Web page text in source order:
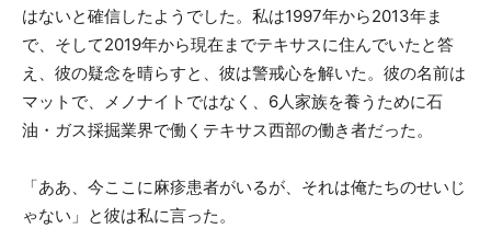
はないと確信したようでした。私は1997年から2013年ま
で、そして2019年から現在までテキサスに住んでいたと答
え、彼の疑念を晴らすと、彼は警戒心を解いた。彼の名前は
マットで、メノナイトではなく、6人家族を養うために石
油・ガス採掘業界で働くテキサス西部の働き者だった。
「ああ、今ここに麻疹患者がいるが、それは俺たちのせいじ
ゃない」と彼は私に言った。